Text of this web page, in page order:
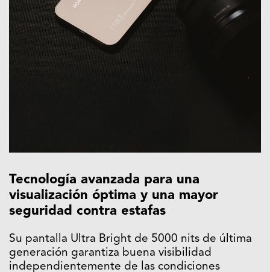
Tecnología avanzada para una
visualización óptima y una mayor
seguridad contra estafas
Su pantalla Ultra Bright de 5000 nits de última
generación garantiza buena visibilidad
independientemente de las condiciones